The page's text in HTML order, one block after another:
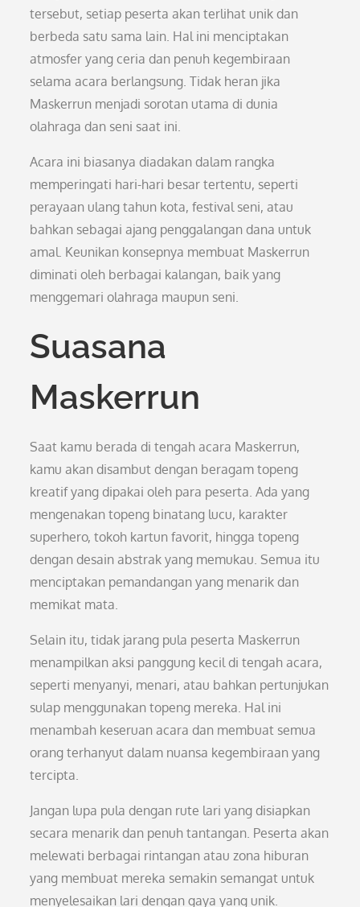
tersebut, setiap peserta akan terlihat unik dan
berbeda satu sama lain. Hal ini menciptakan
atmosfer yang ceria dan penuh kegembiraan
selama acara berlangsung. Tidak heran jika
Maskerrun menjadi sorotan utama di dunia
olahraga dan seni saat ini.
Acara ini biasanya diadakan dalam rangka
memperingati hari-hari besar tertentu, seperti
perayaan ulang tahun kota, festival seni, atau
bahkan sebagai ajang penggalangan dana untuk
amal. Keunikan konsepnya membuat Maskerrun
diminati oleh berbagai kalangan, baik yang
menggemari olahraga maupun seni.
Suasana
Maskerrun
Saat kamu berada di tengah acara Maskerrun,
kamu akan disambut dengan beragam topeng
kreatif yang dipakai oleh para peserta. Ada yang
mengenakan topeng binatang lucu, karakter
superhero, tokoh kartun favorit, hingga topeng
dengan desain abstrak yang memukau. Semua itu
menciptakan pemandangan yang menarik dan
memikat mata.
Selain itu, tidak jarang pula peserta Maskerrun
menampilkan aksi panggung kecil di tengah acara,
seperti menyanyi, menari, atau bahkan pertunjukan
sulap menggunakan topeng mereka. Hal ini
menambah keseruan acara dan membuat semua
orang terhanyut dalam nuansa kegembiraan yang
tercipta.
Jangan lupa pula dengan rute lari yang disiapkan
secara menarik dan penuh tantangan. Peserta akan
melewati berbagai rintangan atau zona hiburan
yang membuat mereka semakin semangat untuk
menyelesaikan lari dengan gaya yang unik.